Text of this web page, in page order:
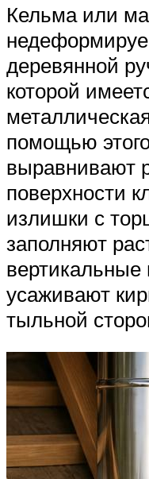
Кельма или
деревянной
которой
помощью
выравнивают
поверхности
излишки с
заполняют
усаживают
тыльной